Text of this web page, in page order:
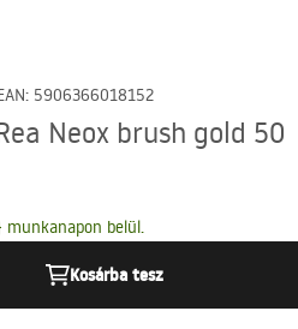
: 5906366018152
Neox brush gold 50
munkanapon belül.
Kosárba tesz